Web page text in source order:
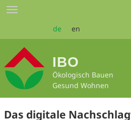
Zum
Seiteninhalt
Toggle
de en
IBO
Ökologisch Bauen
Gesund Wohnen
Das digitale